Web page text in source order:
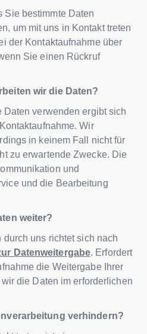
Sie bestimmte Daten
um mit uns in Kontakt treten
der Kontaktaufnahme über
Sie einen Rückruf
wir die Daten?
Daten verwenden ergibt sich
Wir
in keinem Fall nicht für
zu erwartende Zwecke. Die
und
und die Bearbeitung
weiter?
uns richtet sich nach
Datenweitergabe. Erfordert
die Weitergabe Ihrer
die Daten im erforderlichen
verhindern?